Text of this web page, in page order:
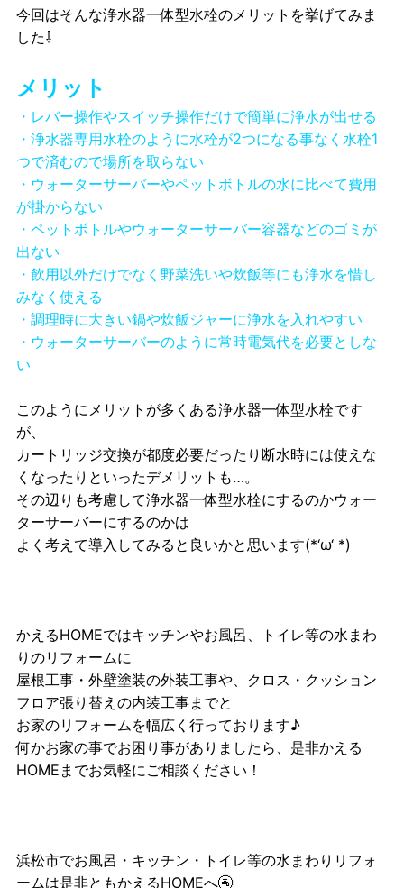
今回はそんな浄水器一体型水栓のメリットを挙げてみま
した⇩
メリット
・レバー操作やスイッチ操作だけで簡単に浄水が出せる
・浄水器専用水栓のように水栓が2つになる事なく水栓1
つで済むので場所を取らない
・ウォーターサーバーやペットボトルの水に比べて費用
が掛からない
・ペットボトルやウォーターサーバー容器などのゴミが
出ない
・飲用以外だけでなく野菜洗いや炊飯等にも浄水を惜し
みなく使える
・調理時に大きい鍋や炊飯ジャーに浄水を入れやすい
・ウォーターサーバーのように常時電気代を必要としな
い
このようにメリットが多くある浄水器一体型水栓です
が、
カートリッジ交換が都度必要だったり断水時には使えな
くなったりといったデメリットも…。
その辺りも考慮して浄水器一体型水栓にするのかウォー
ターサーバーにするのかは
よく考えて導入してみると良いかと思います(*‘ω‘ *)
かえるHOMEではキッチンやお風呂、トイレ等の水まわ
りのリフォームに
屋根工事・外壁塗装の外装工事や、クロス・クッション
フロア張り替えの内装工事までと
お家のリフォームを幅広く行っております♪
何かお家の事でお困り事がありましたら、是非かえる
HOMEまでお気軽にご相談ください！
浜松市でお風呂・キッチン・トイレ等の水まわりリフォ
ームは是非ともかえるHOMEへ🚰